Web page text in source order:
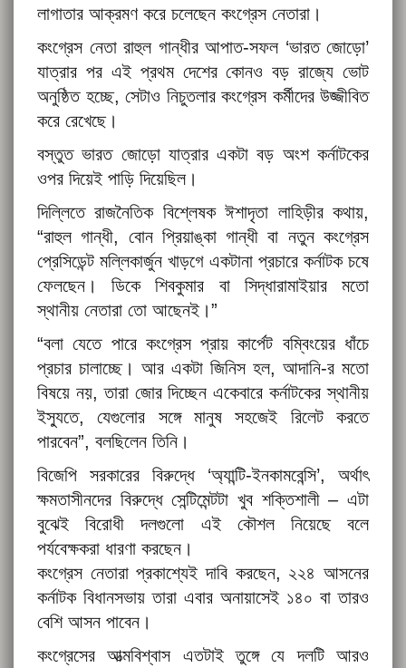
লাগাতার আক্রমণ করে চলেছেন কংগ্রেস নেতারা।
কংগ্রেস নেতা রাহুল গান্ধীর আপাত-সফল ‘ভারত জোড়ো’
যাত্রার পর এই প্রথম দেশের কোনও বড় রাজ্যে ভোট
অনুষ্ঠিত হচ্ছে, সেটাও নিচুতলার কংগ্রেস কর্মীদের উজ্জীবিত
করে রেখেছে।
বস্তুত ভারত জোড়ো যাত্রার একটা বড় অংশ কর্নাটকের
ওপর দিয়েই পাড়ি দিয়েছিল।
দিল্লিতে রাজনৈতিক বিশ্লেষক ঈশাদৃতা লাহিড়ীর কথায়,
“রাহুল গান্ধী, বোন প্রিয়াঙ্কা গান্ধী বা নতুন কংগ্রেস
প্রেসিডেন্ট মল্লিকার্জুন খাড়গে একটানা প্রচারে কর্নাটক চষে
ফেলছেন। ডিকে শিবকুমার বা সিদ্ধারামাইয়ার মতো
স্থানীয় নেতারা তো আছেনই।”
“বলা যেতে পারে কংগ্রেস প্রায় কার্পেট বম্বিংয়ের ধাঁচে
প্রচার চালাচ্ছে। আর একটা জিনিস হল, আদানি-র মতো
বিষয়ে নয়, তারা জোর দিচ্ছেন একেবারে কর্নাটকের স্থানীয়
ইস্যুতে, যেগুলোর সঙ্গে মানুষ সহজেই রিলেট করতে
পারবেন”, বলছিলেন তিনি।
বিজেপি সরকারের বিরুদ্ধে ‘অ্যান্টি-ইনকামবেন্সি’, অর্থাৎ
ক্ষমতাসীনদের বিরুদ্ধে সেন্টিমেন্টটা খুব শক্তিশালী – এটা
বুঝেই বিরোধী দলগুলো এই কৌশল নিয়েছে বলে
পর্যবেক্ষকরা ধারণা করছেন।
কংগ্রেস নেতারা প্রকাশ্যেই দাবি করছেন, ২২৪ আসনের
কর্নাটক বিধানসভায় তারা এবার অনায়াসেই ১৪০ বা তারও
বেশি আসন পাবেন।
কংগ্রেসের আত্মবিশ্বাস এতটাই তুঙ্গে যে দলটি আরও